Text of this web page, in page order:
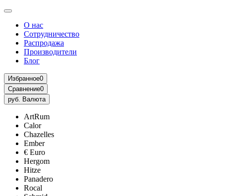
О нас
Сотрудничество
Распродажа
Производители
Блог
Избранное0
Сравнение0
руб. Валюта
ArtRum
Calor
Chazelles
Ember
€ Euro
Hergom
Hitze
Panadero
Rocal